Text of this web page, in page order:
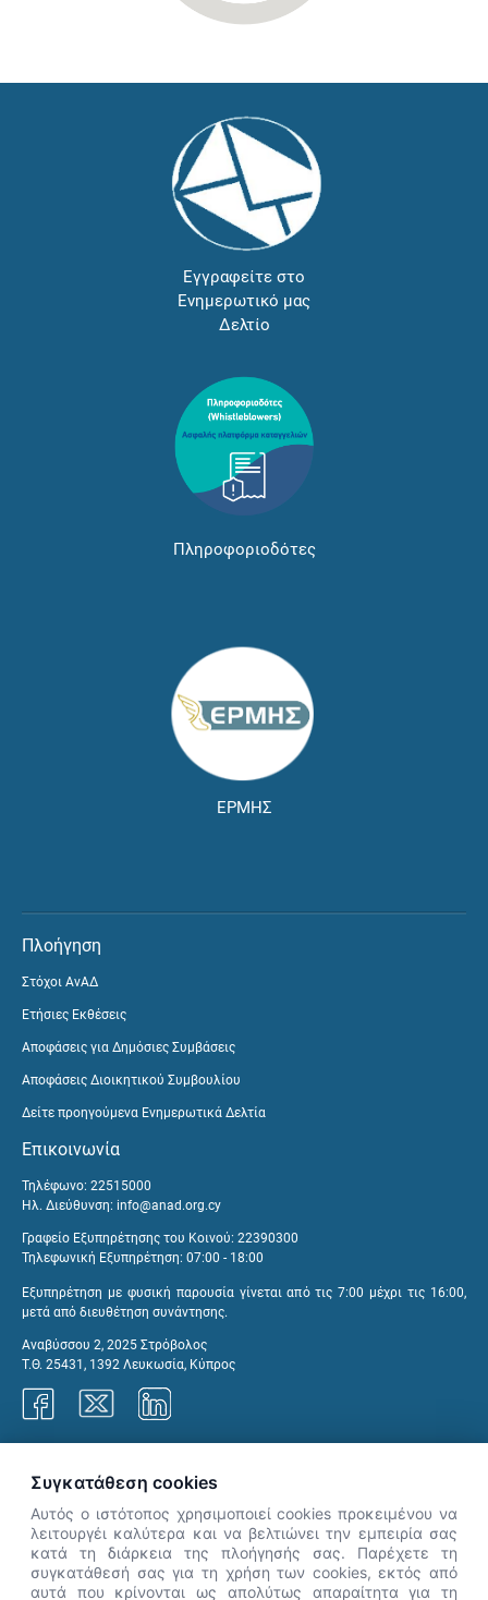
Εγγραφείτε στο
Ενημερωτικό μας
Δελτίο
Πληροφοριοδότες
ΕΡΜΗΣ
Πλοήγηση
Στόχοι ΑνΑΔ
Ετήσιες Εκθέσεις
Αποφάσεις για Δημόσιες Συμβάσεις
Αποφάσεις Διοικητικού Συμβουλίου
Δείτε προηγούμενα Ενημερωτικά Δελτία
Επικοινωνία
Τηλέφωνο: 22515000
Ηλ. Διεύθυνση: info@anad.org.cy
Γραφείο Εξυπηρέτησης του Κοινού: 22390300
Τηλεφωνική Εξυπηρέτηση: 07:00 - 18:00
Εξυπηρέτηση με φυσική παρουσία γίνεται από τις 7:00 μέχρι τις 16:00,
μετά από διευθέτηση συνάντησης.
Αναβύσσου 2, 2025 Στρόβολος
Τ.Θ. 25431, 1392 Λευκωσία, Κύπρος
👋 Καλώς ήρθες! Είμαι η Νόησις.
Συγκατάθεση cookies
Αυτός ο ιστότοπος χρησιμοποιεί cookies προκειμένου να
λειτουργέι καλύτερα και να βελτιώνει την εμπειρία σας
κατά τη διάρκεια της πλοήγησής σας. Παρέχετε τη
συγκατάθεσή σας για τη χρήση των cookies, εκτός από
αυτά που κρίνονται ως απολύτως απαραίτητα για τη